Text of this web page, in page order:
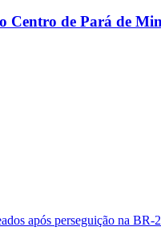
de Pará de
após perseguição na